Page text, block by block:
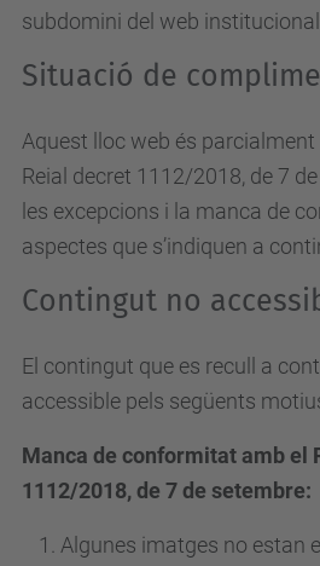
subdomini del web institucional
Situació de
Aquest lloc web és
Reial decret 1112/2018, de 7
les excepcions i la manca de
aspectes que s’indiquen a
Contingut no
El contingut que es recull a
accessible pels següents
Manca de conformitat amb el
1112/2018, de 7 de setembre:
Algunes imatges no estan